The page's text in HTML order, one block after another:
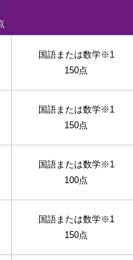
国語または数学※1
150点
国語または数学※1
150点
国語または数学※1
100点
国語または数学※1
150点